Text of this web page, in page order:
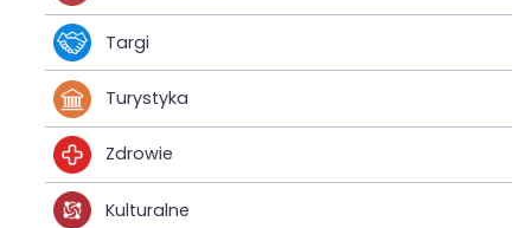
Targi
Turystyka
Zdrowie
Kulturalne